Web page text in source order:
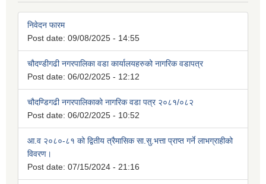
निवेदन फारम
Post date: 09/08/2025 - 14:55
चौदण्डीगढी नगरपालिका वडा कार्यालयहरुको नागरिक वडापत्र
Post date: 06/02/2025 - 12:12
चौदण्डिगढी नगरपालिकाको नागरिक वडा पत्र २०८१/०८२
Post date: 06/02/2025 - 10:52
आ.व २०८०-८१ को द्वितीय त्रैमासिक सा.सु.भत्ता प्राप्त गर्ने लाभग्राहीको
विवरण।
Post date: 07/15/2024 - 21:16